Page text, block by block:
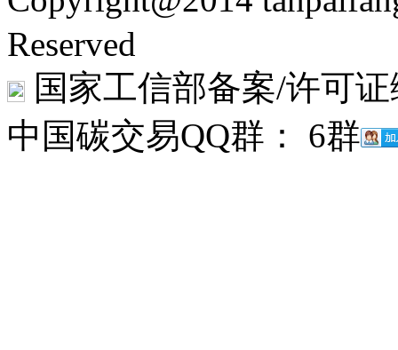
Reserved
国家工信部备案/许可
中国碳交易QQ群： 6群